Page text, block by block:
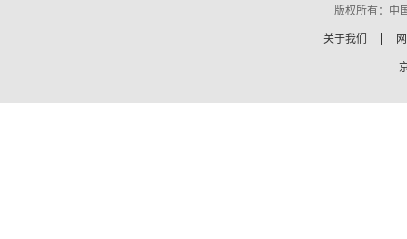
版权所有：中
关于我们